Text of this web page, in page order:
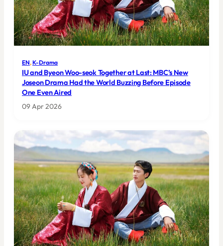
EN, K-Drama
IU and Byeon Woo-seok Together at Last: MBC’s New
Joseon Drama Had the World Buzzing Before Episode
One Even Aired
09 Apr 2026